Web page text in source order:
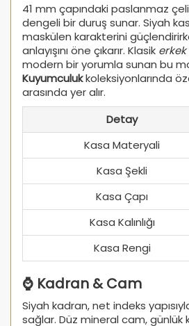
41 mm çapındaki paslanmaz
dengeli bir duruş sunar. Siyah
maskülen karakterini
anlayışını öne çıkarır. Klasik
modern bir yorumla sunan bu
Kuyumculukkoleksiyonlarında
arasında yer alır.
Detay
Kasa Materyali
Kasa Şekli
Kasa Çapı
Kasa Kalınlığı
Kasa Rengi
⌚ Kadran & Cam
Siyah kadran, net indeks
sağlar. Düz mineral cam, günlük